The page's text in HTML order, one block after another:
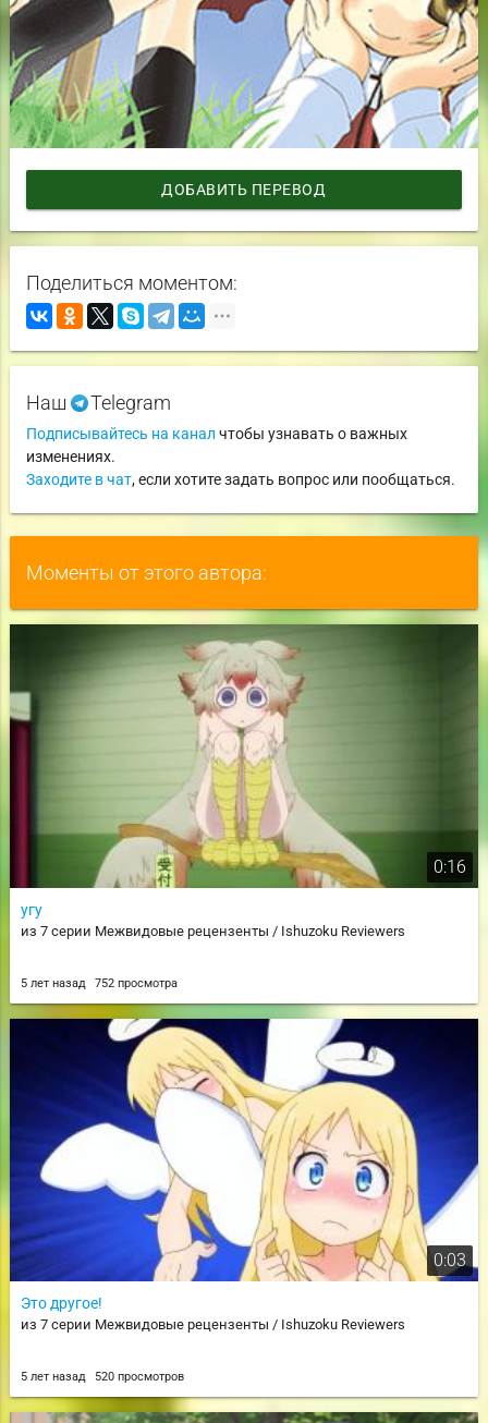
ДОБАВИТЬ ПЕРЕВОД
Поделиться моментом:
Наш Telegram
Подписывайтесь на канал чтобы узнавать о важных
изменениях.
Заходите в чат, если хотите задать вопрос или пообщаться.
Моменты от этого автора:
0:16
угу
из 7 серии Межвидовые рецензенты / Ishuzoku Reviewers
5 лет назад 752 просмотра
0:03
Это другое!
из 7 серии Межвидовые рецензенты / Ishuzoku Reviewers
5 лет назад 520 просмотров